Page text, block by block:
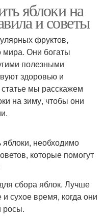
яблоки на
и советы
фруктов,
мира. Они богаты
полезными
здоровью и
мы расскажем
на зиму, чтобы они
яблоки, необходимо
которые помогут
сбора яблок. Лучше
сухое время, когда они
росы.